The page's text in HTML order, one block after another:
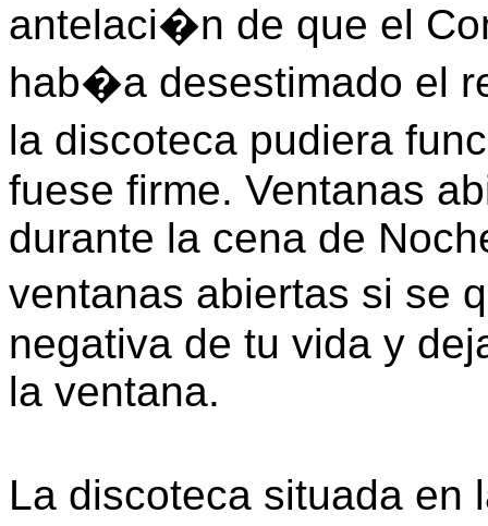
antelaci�n de que el
hab�a desestimado el
la discoteca pudiera
fuese firme. Ventanas
durante la cena de
ventanas abiertas si se
negativa de tu vida y
la ventana.
La discoteca situada